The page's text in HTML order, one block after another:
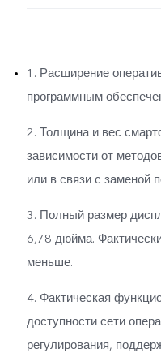
1. Расширение
программным
2. Толщина и вес
зависимости от
или в связи с заменой
3. Полный размер
6,78 дюйма.
меньше.
4. Фактическая
доступности сети
регулирования,